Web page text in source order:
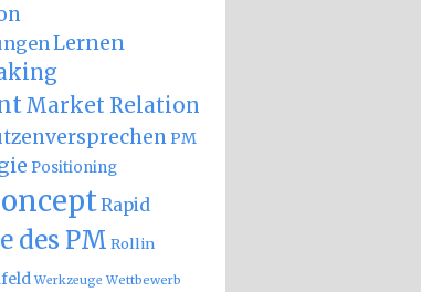
Lernen
Market Relation
PM
Positioning
Rapid
des PM Rollin
Werkzeuge Wettbewerb